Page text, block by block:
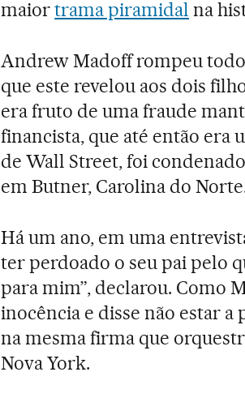
maiortrama piramidal na
Andrew Madoff rompeu
que este revelou aos dois
era fruto de uma fraude
financista, que até então era
de Wall Street, foi
em Butner, Carolina do
Há um ano, em uma
ter perdoado o seu pai pelo
para mim”, declarou. Como
inocência e disse não estar
na mesma firma que
Nova York.